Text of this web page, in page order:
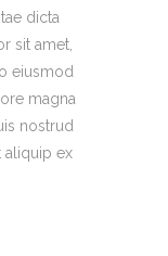
dicta
sit amet,
eiusmod
magna
nostrud
aliquip ex